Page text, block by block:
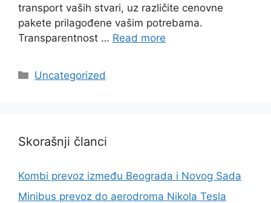
transport vaših stvari, uz različite cenovne
pakete prilagođene vašim potrebama.
Transparentnost … Read more
Categories
Uncategorized
Skorašnji članci
Kombi prevoz između Beograda i Novog Sada
Minibus prevoz do aerodroma Nikola Tesla